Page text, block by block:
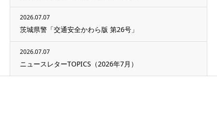
2026.07.07
茨城県警「交通安全かわら版 第26号」
2026.07.07
ニュースレターTOPICS（2026年7月）